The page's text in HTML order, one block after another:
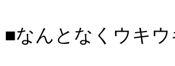
■なんとなくウキ